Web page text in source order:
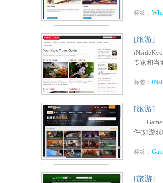
标签：
[旅游] |
专家和当
标签：
[旅游] |
件(如游
标签：
[旅游] |